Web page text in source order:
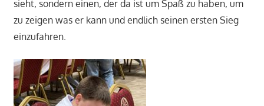
sieht, sondern einen, der da ist um Spaß zu haben, um
zu zeigen was er kann und endlich seinen ersten Sieg
einzufahren.